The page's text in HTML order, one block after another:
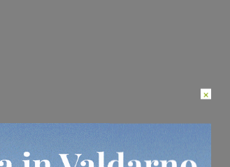
plaude all’intraprendenza della nuova
decisione adottata per eliminare l’anomalo
×